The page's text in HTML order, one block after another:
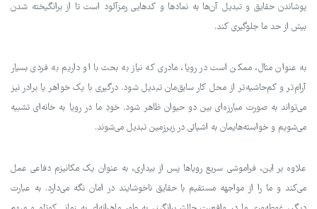
پوشاندن حقایق و تبدیل آن‌ها به نمادها و کدهایی رمزآلود است تا از برانگیخته شدن
بیش از حد ما جلوگیری کند.
به عنوان مثال، ممکن است در رویا، مادری که نیاز به بحث با او داریم به فردی بسیار
آرام‌تر و کم‌حاشیه‌تر از محل کار سابق‌مان تبدیل شود. درگیری با یک خواهر یا برادر نیز
می‌تواند به صورت مبارزه‌ای بین دو حیوان ظاهر شود. خودِ ما در رویا به خانه‌ای تشبیه
می‌شویم و خواسته‌هایمان به اشیائی در زیرزمین تبدیل می‌شوند.
علاوه بر این، فراموشی سریع رویاها پس از بیداری، به عنوان یک مکانیزم دفاعی عمل
می‌کند و ما را از مواجهه مستقیم با حقایق ناخوشایند در امان نگه می‌دارد. به عبارت